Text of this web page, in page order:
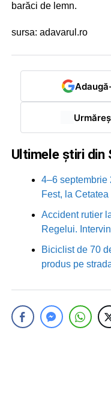
barăci de lemn.
sursa: adavarul.ro
Ultimele știri din
4–6 septembrie
Fest, la
Accident rutier
Regelui.
Biciclist de 70
produs pe